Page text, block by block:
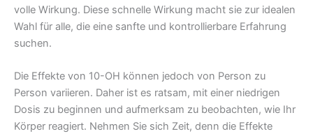
volle Wirkung. Diese schnelle Wirkung macht sie zur idealen
Wahl für alle, die eine sanfte und kontrollierbare Erfahrung
suchen.
Die Effekte von 10-OH können jedoch von Person zu
Person variieren. Daher ist es ratsam, mit einer niedrigen
Dosis zu beginnen und aufmerksam zu beobachten, wie Ihr
Körper reagiert. Nehmen Sie sich Zeit, denn die Effekte